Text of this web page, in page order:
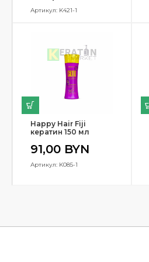
Артикул: K421-1
Happy Hair Fiji
кератин 150 мл
91,00 BYN
Артикул: K085-1